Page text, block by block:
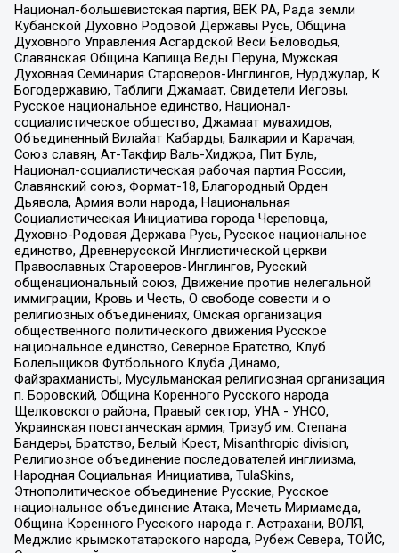
Национал-большевистская партия, ВЕК РА, Рада земли
Кубанской Духовно Родовой Державы Русь, Община
Духовного Управления Асгардской Веси Беловодья,
Славянская Община Капища Веды Перуна, Мужская
Духовная Семинария Староверов-Инглингов, Нурджулар, К
Богодержавию, Таблиги Джамаат, Свидетели Иеговы,
Русское национальное единство, Национал-
социалистическое общество, Джамаат мувахидов,
Объединенный Вилайат Кабарды, Балкарии и Карачая,
Союз славян, Ат-Такфир Валь-Хиджра, Пит Буль,
Национал-социалистическая рабочая партия России,
Славянский союз, Формат-18, Благородный Орден
Дьявола, Армия воли народа, Национальная
Социалистическая Инициатива города Череповца,
Духовно-Родовая Держава Русь, Русское национальное
единство, Древнерусской Инглистической церкви
Православных Староверов-Инглингов, Русский
общенациональный союз, Движение против нелегальной
иммиграции, Кровь и Честь, О свободе совести и о
религиозных объединениях, Омская организация
общественного политического движения Русское
национальное единство, Северное Братство, Клуб
Болельщиков Футбольного Клуба Динамо,
Файзрахманисты, Мусульманская религиозная организация
п. Боровский, Община Коренного Русского народа
Щелковского района, Правый сектор, УНА - УНСО,
Украинская повстанческая армия, Тризуб им. Степана
Бандеры, Братство, Белый Крест, Misanthropic division,
Религиозное объединение последователей инглиизма,
Народная Социальная Инициатива, TulaSkins,
Этнополитическое объединение Русские, Русское
национальное объединение Атака, Мечеть Мирмамеда,
Община Коренного Русского народа г. Астрахани, ВОЛЯ,
Меджлис крымскотатарского народа, Рубеж Севера, ТОЙС,